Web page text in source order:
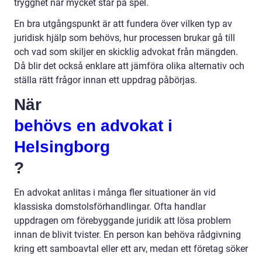
trygghet när mycket står på spel.
En bra utgångspunkt är att fundera över vilken typ av
juridisk hjälp som behövs, hur processen brukar gå till
och vad som skiljer en skicklig advokat från mängden.
Då blir det också enklare att jämföra olika alternativ och
ställa rätt frågor innan ett uppdrag påbörjas.
När
behövs en advokat i
Helsingborg
?
En advokat anlitas i många fler situationer än vid
klassiska domstolsförhandlingar. Ofta handlar
uppdragen om förebyggande juridik att lösa problem
innan de blivit tvister. En person kan behöva rådgivning
kring ett samboavtal eller ett arv, medan ett företag söker